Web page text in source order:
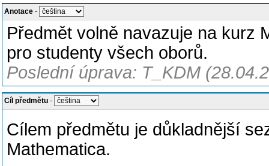
Anotace -
Předmět volně navazuje na kurz
pro studenty všech oborů.
Poslední úprava: T_KDM
Cíl předmětu -
Cílem předmětu je důkladnější
Mathematica.